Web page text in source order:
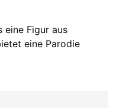
eine Figur aus
eine Parodie